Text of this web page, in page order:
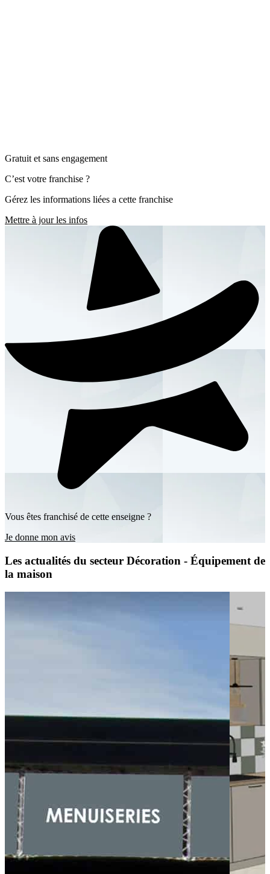
Gratuit et sans engagement
C’est votre franchise ?
Gérez les informations liées a cette franchise
Mettre à jour les infos
Vous êtes franchisé de cette enseigne ?
Je donne mon avis
Les actualités du secteur Décoration - Équipement de
la maison